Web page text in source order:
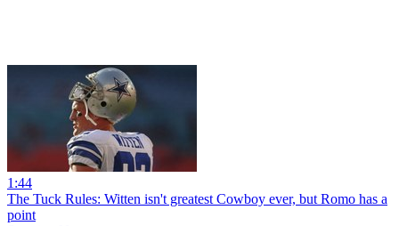
1:44
The Tuck Rules: Witten isn't greatest Cowboy ever, but Romo has a
point